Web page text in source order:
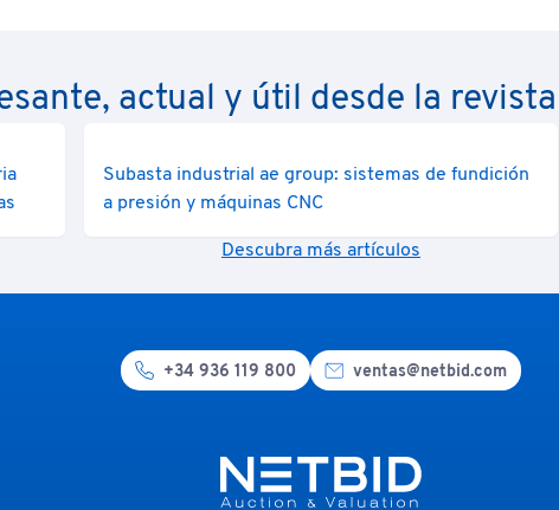
actual y útil desde la
Subasta industrial ae group: sistemas de fundición
a presión y máquinas CNC
Descubra más artículos
+34 936 119 800 ventas@netbid.com